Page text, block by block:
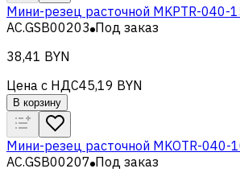
Мини-резец расточной MKPTR-040-
AC.GSB00203 Под заказ
38,41 BYN
Цена с НДС45,19 BYN
В корзину
Мини-резец расточной MKOTR-040-
AC.GSB00207 Под заказ